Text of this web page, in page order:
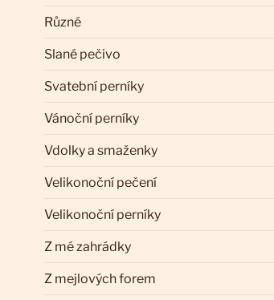
Různé
Slané pečivo
Svatební perníky
Vánoční perníky
Vdolky a smaženky
Velikonoční pečení
Velikonoční perníky
Z mé zahrádky
Z mejlových forem